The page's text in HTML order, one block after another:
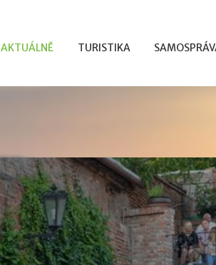
AKTUÁLNĚ TURISTIKA